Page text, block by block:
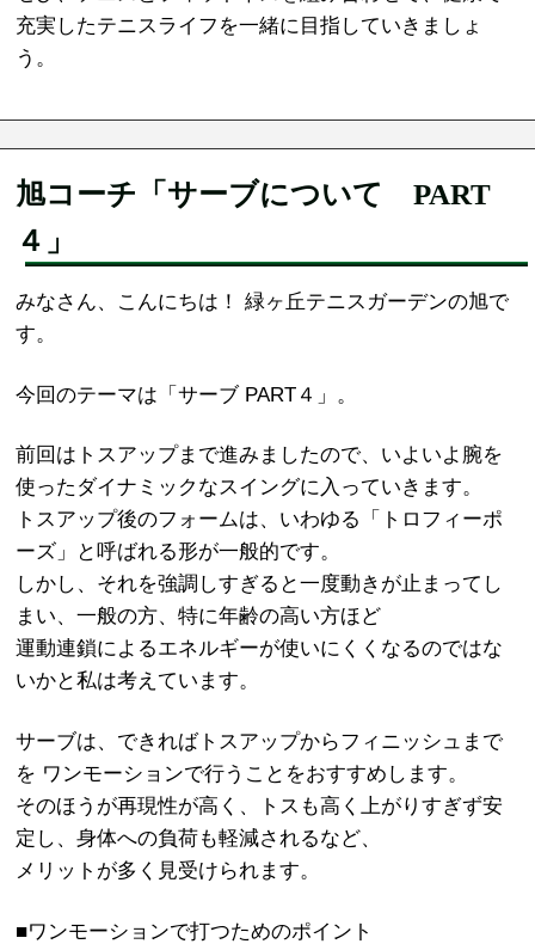
充実したテニスライフを一緒に目指していきましょ
う。
旭コーチ「サーブについて PART
４」
みなさん、こんにちは！ 緑ヶ丘テニスガーデンの旭で
す。
今回のテーマは「サーブ PART４」。
前回はトスアップまで進みましたので、いよいよ腕を
使ったダイナミックなスイングに入っていきます。
トスアップ後のフォームは、いわゆる「トロフィーポ
ーズ」と呼ばれる形が一般的です。
しかし、それを強調しすぎると一度動きが止まってし
まい、一般の方、特に年齢の高い方ほど
運動連鎖によるエネルギーが使いにくくなるのではな
いかと私は考えています。
サーブは、できればトスアップからフィニッシュまで
を ワンモーションで行うことをおすすめします。
そのほうが再現性が高く、トスも高く上がりすぎず安
定し、身体への負荷も軽減されるなど、
メリットが多く見受けられます。
■ワンモーションで打つためのポイント